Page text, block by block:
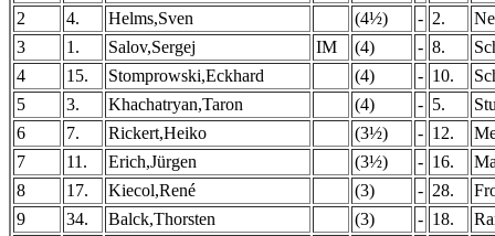
2
4. Helms,Sven (4½) - 2.
3
1. Salov,Sergej IM (4) - 8.
4
15. Stomprowski,Eckhard (4) - 10.
5
3. Khachatryan,Taron (4) - 5.
6
7. Rickert,Heiko (3½) - 12.
7
11. Erich,Jürgen (3½) - 16.
8
17. Kiecol,René (3) - 28.
9
34. Balck,Thorsten (3) - 18.